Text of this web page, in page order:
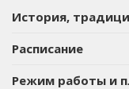
История,
Расписание
Режим работы и